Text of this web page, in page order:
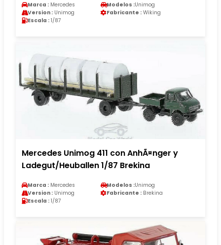
Marca : Mercedes Modelos :Unimog
Version : Unimog Fabricante : Wiking
Escala : 1/87
Mercedes Unimog 411 con AnhÃ¤nger y
Ladegut/Heuballen 1/87 Brekina
Marca : Mercedes Modelos :Unimog
Version : Unimog Fabricante : Brekina
Escala : 1/87